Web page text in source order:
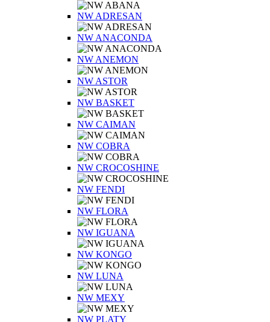
NW ADRESAN
NW ANACONDA
NW ANEMON
NW ASTOR
NW BASKET
NW CAIMAN
NW COBRA
NW CROCOSHINE
NW FENDI
NW FLORA
NW IGUANA
NW KONGO
NW LUNA
NW MEXY
NW PLATY